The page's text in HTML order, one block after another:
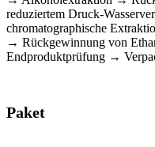
reduziertem Druck-
chromatographische
→ Rückgewinnung von
Endproduktprüfung →
Paket